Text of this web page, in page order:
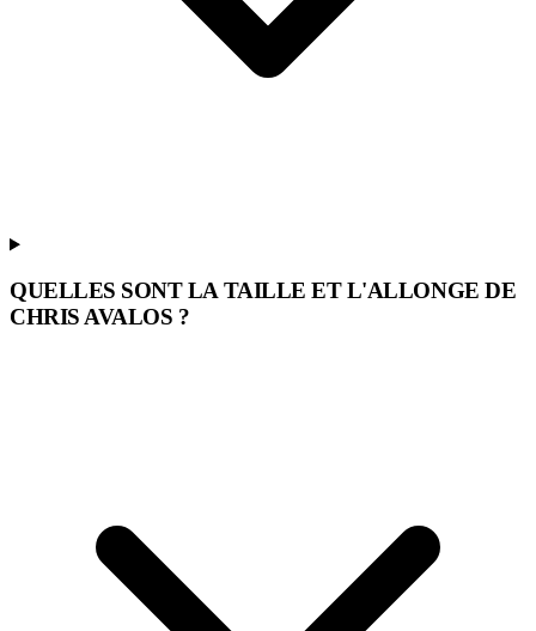
QUELLES SONT LA TAILLE ET L'ALLONGE DE
CHRIS AVALOS ?